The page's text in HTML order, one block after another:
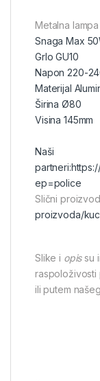
Metalna
Snaga Max
Grlo GU10
Napon 220-
Materijal
Širina Ø80
Visina 145mm
Naši
partneri:
ep=police
Slični
proizvoda/
Slike i opissu
ili putem